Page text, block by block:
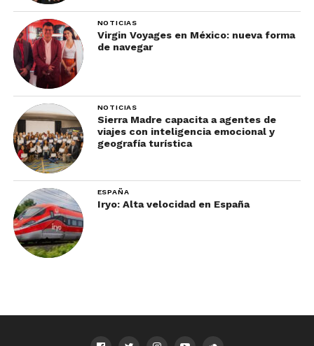
NOTICIAS
Virgin Voyages en México: nueva forma
de navegar
NOTICIAS
Sierra Madre capacita a agentes de
viajes con inteligencia emocional y
geografía turística
ESPAÑA
Iryo: Alta velocidad en España